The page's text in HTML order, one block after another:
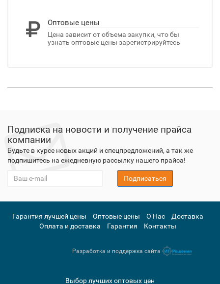
Оптовые цены
Цена зависит от объема закупки, что бы
узнать оптовые цены зарегистрируйтесь
Подписка на новости и получение прайса
компании
Будьте в курсе новых акций и спецпредложений, а так же
подпишитесь на ежедневную рассылку нашего прайса!
Подписаться
Гарантия лучшей цены Оптовые цены О Нас
Доставка
Оплата и доставка
Гарантия Контакты
Разработка и поддержка сайта
Выбор лучших оптовых цен